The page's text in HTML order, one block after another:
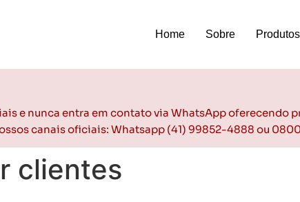
Home Sobre Produtos
e nunca entra em contato via WhatsApp oferecendo
canais oficiais: Whatsapp (41) 99852-4888 ou
clientes